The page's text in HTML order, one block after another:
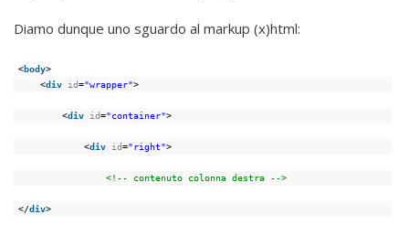
Diamo dunque uno sguardo al markup (x)html:
<body>
<div id="wrapper">
<div id="container">
<div id="right">
<!-- contenuto colonna destra -->
</div>